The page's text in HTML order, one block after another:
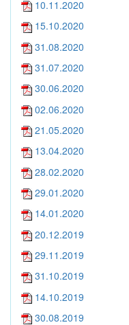
10.11.2020
15.10.2020
31.08.2020
31.07.2020
30.06.2020
02.06.2020
21.05.2020
13.04.2020
28.02.2020
29.01.2020
14.01.2020
20.12.2019
29.11.2019
31.10.2019
14.10.2019
30.08.2019